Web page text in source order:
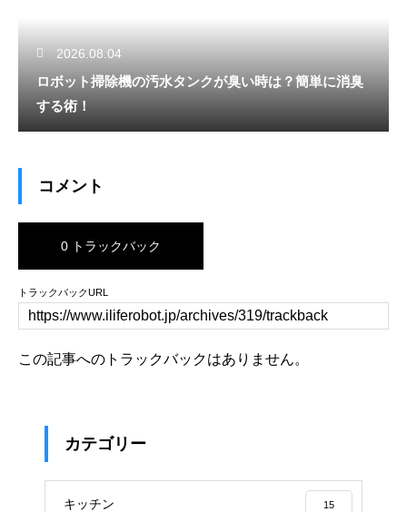
2026.08.04
ロボット掃除機の汚水タンクが臭い時は？簡単に消臭
する術！
コメント
0 トラックバック
トラックバックURL
この記事へのトラックバックはありません。
カテゴリー
キッチン 15